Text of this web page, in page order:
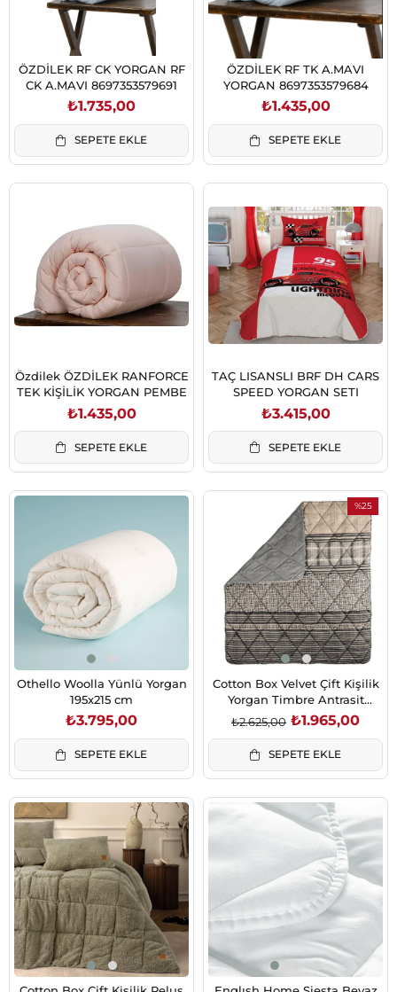
ÖZDİLEK RF CK YORGAN RF
CK A.MAVI 8697353579691
₺1.735,00
SEPETE EKLE
ÖZDİLEK RF TK A.MAVI
YORGAN 8697353579684
₺1.435,00
SEPETE EKLE
Özdilek ÖZDİLEK RANFORCE
TEK KİŞİLİK YORGAN PEMBE
₺1.435,00
SEPETE EKLE
TAÇ LISANSLI BRF DH CARS
SPEED YORGAN SETI
₺3.415,00
SEPETE EKLE
Othello Woolla Yünlü Yorgan
195x215 cm
₺3.795,00
SEPETE EKLE
%25
İndirim
Cotton Box Velvet Çift Kişilik
Yorgan Timbre Antrasit
195x215 cm
₺1.965,00
₺2.625,00
SEPETE EKLE